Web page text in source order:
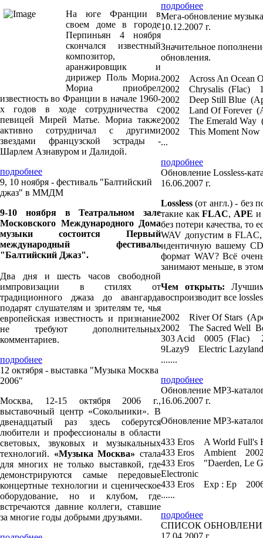
На юге Франции в
своем доме в городе
Перпиньян 4 ноября
скончался известный
композитор,
аранжировщик и
дирижер Поль Мориа.
Мориа приобрел
известность во Франции в начале 1960-
х годов в ходе сотрудничества с
певицей Мирей Матье. Мориа также
активно сотрудничал с другими
звездами французской эстрады -
Шарлем Азнавуром и Далидой.
подробнее
9, 10 ноября - фестиваль "Балтийский
джаз" в ММДМ
9-10 ноября в Театральном зале
Московского Международного Дома
музыки состоится Первый
международный фестиваль
"Балтийский Джаз".
Два дня и шесть часов свободной
импровизации в стилях от
традиционного джаза до авангарда
подарят слушателям и зрителям те, чья
европейская известность и признание
не требуют дополнительных
комментариев.
подробнее
12 октября - выставка "Музыка Москва
2006"
Москва, 12-15 октября 2006 г.,
выставочный центр «Сокольники». В
двенадцатый раз здесь соберутся
любители и профессионалы в области
световых, звуковых и музыкальных
технологий. «Музыка Москва» стала
для многих не только выставкой, где
демонстрируются самые передовые
концертные технологии и сценическое
оборудование, но и клубом, где
встречаются давние коллеги, ставшие
за многие годы добрыми друзьями.
подробнее
Мега-обновление
10.12.2007 г.
Значительное
обновления.
2002 Across An
2002 Chrysalis
2002 Deep Still Blue
2002 Land Of
2002 The Emerald
2002 This Moment
...
подробнее
Обновление Lossless-
16.06.2007 г.
Lossless (от англ.) - без
такие какFLAC, APE
без потери качества, то
WAV допустим в
идентичную вашему CD
формат WAV? Всё
занимают меньше, в
Чем открыть:
воспроизводит все
2002 River Of Stars
2002 The Sacred
303 Acid 0005 (Flac)
9Lazy9 Electric
.......
подробнее
Обновление MP3-
16.06.2007 г.
Обновление MP3-
433 Eros A World
433 Eros Ambient
433 Eros "Daerden,
Electronic
433 Eros Exp : Ep
......
подробнее
СПИСОК ОБНОВЛЕНИЙ
17.04.2007 г.